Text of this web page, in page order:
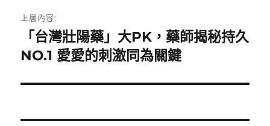
章
導
覽
上層內容:
「台灣壯陽藥」大PK，藥師揭秘持久
NO.1 愛愛的刺激同為關鍵